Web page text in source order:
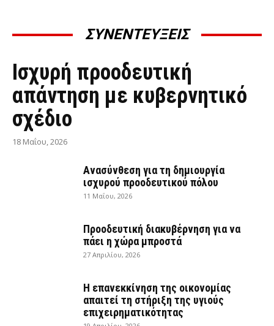
ΣΥΝΕΝΤΕΥΞΕΙΣ
ΣΥΝΕΝΤΕΎΞΕΙΣ
Ισχυρή προοδευτική
απάντηση με κυβερνητικό
σχέδιο
18 Μαΐου, 2026
Ανασύνθεση για τη δημιουργία
ισχυρού προοδευτικού πόλου
11 Μαΐου, 2026
Προοδευτική διακυβέρνηση για να
πάει η χώρα μπροστά
27 Απριλίου, 2026
Η επανεκκίνηση της οικονομίας
απαιτεί τη στήριξη της υγιούς
επιχειρηματικότητας